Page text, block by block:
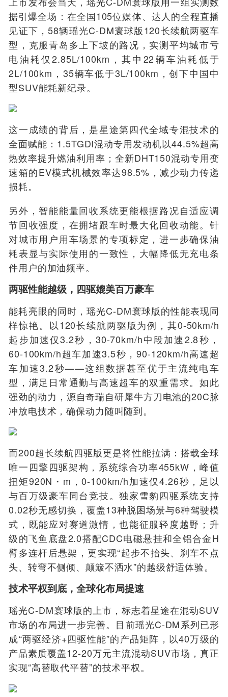
据引爆全场：在全国105位媒体、达人的全程直播
见证下，58辆瑶光C-DM寰球版120长续航两驱车
型，克服青岛多上下坡的路况，实测平均城市亏
电油耗仅2.85L/100km，其中22辆车油耗低于
2L/100km，35辆车低于3L/100km，创下中国中
型SUV能耗新纪录。
这一成绩的背后，是星途第四代全域专混技术的
全面赋能：1.5TGDI混动专用发动机以44.5%超高
热效率提升燃油利用率；全新DHT150混动专用变
速箱的EV模式机械效率达98.5%，减少动力传递
损耗。
另外，智能能量回收系统更能根据路况自适应调
节回收强度，在拥堵跟车时最大化回收动能。针
对城市用户用车场景的专项标定，进一步确保油
耗表显与实际使用的一致性，大幅降低无充电条
件用户的加油频率。
两驱性能越级，四驱媲美百万豪车
能耗亮眼的同时，瑶光C-DM寰球版的性能表现同
样惊艳。以120长续航两驱版为例，其0-50km/h
起步加速仅3.2秒，30-70km/h中段加速2.8秒，
60-100km/h超车加速3.5秒，90-120km/h高速超
车加速3.2秒——这组数据甚至优于主流纯电车
型，满足日常通勤与高速超车的双重需求。如此
强劲的动力，源自奇瑞自研犀牛方刀电池的20C脉
冲放电技术，确保动力随叫随到。
而200超长续航四驱版更是将性能拉满：搭载全球
唯一四擎四驱架构，系统综合功率455kW，峰值
扭矩920N・m，0-100km/h加速仅4.26秒，足以
与百万级豪车同台竞技。独家雪豹四驱系统支持
0.02秒无感切换，覆盖13种脱困场景与6种驾驶模
式，既能应对赛道激情，也能征服轻度越野；升
级的飞鱼底盘2.0搭配CDC电磁悬挂和全铝合金H
臂多连杆后悬架，更实现“起步不抬头、刹车不点
头、转弯不侧倾、颠簸不洒水”的越级舒适体验。
技术平权到底，全球化布局提速
瑶光C-DM寰球版的上市，标志着星途在混动SUV
市场的布局进一步完善。目前瑶光C-DM系列已形
成“两驱经济+四驱性能”的产品矩阵，以40万级的
产品素质覆盖12-20万元主流混动SUV市场，真正
实现“高替取代平替”的技术平权。